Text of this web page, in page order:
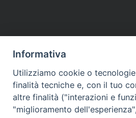
DIOCESI
Contatti:Tel.: 06.93268401 -
E-mail:
Informativa
Utilizziamo cookie o
finalità tecniche e, con il tuo
altre finalità ("interazioni e
"miglioramento